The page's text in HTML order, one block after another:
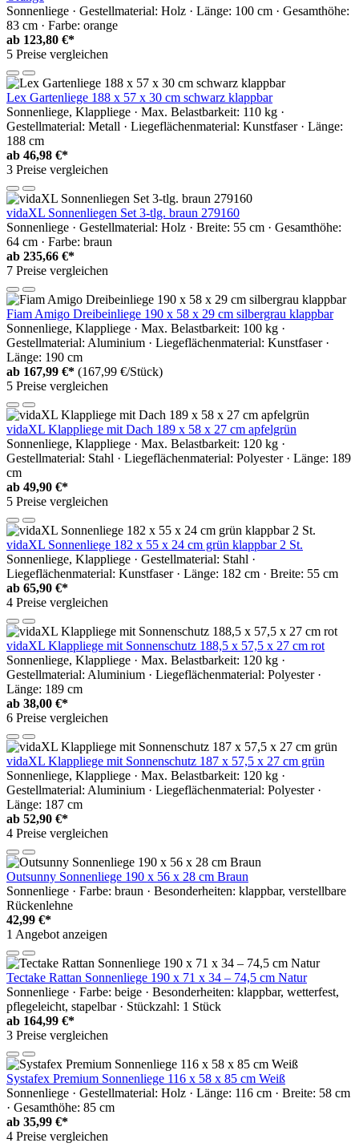
Sonnenliege · Gestellmaterial: Holz · Länge: 100 cm · Gesamthöhe:
83 cm · Farbe: orange
ab 123,80 €*
5 Preise vergleichen
Lex Gartenliege 188 x 57 x 30 cm schwarz klappbar
Sonnenliege, Klappliege · Max. Belastbarkeit: 110 kg ·
Gestellmaterial: Metall · Liegeflächenmaterial: Kunstfaser · Länge:
188 cm
ab 46,98 €*
3 Preise vergleichen
vidaXL Sonnenliegen Set 3-tlg. braun 279160
Sonnenliege · Gestellmaterial: Holz · Breite: 55 cm · Gesamthöhe:
64 cm · Farbe: braun
ab 235,66 €*
7 Preise vergleichen
Fiam Amigo Dreibeinliege 190 x 58 x 29 cm silbergrau klappbar
Sonnenliege, Klappliege · Max. Belastbarkeit: 100 kg ·
Gestellmaterial: Aluminium · Liegeflächenmaterial: Kunstfaser ·
Länge: 190 cm
ab 167,99 €* (167,99 €/Stück)
5 Preise vergleichen
vidaXL Klappliege mit Dach 189 x 58 x 27 cm apfelgrün
Sonnenliege, Klappliege · Max. Belastbarkeit: 120 kg ·
Gestellmaterial: Stahl · Liegeflächenmaterial: Polyester · Länge: 189
cm
ab 49,90 €*
5 Preise vergleichen
vidaXL Sonnenliege 182 x 55 x 24 cm grün klappbar 2 St.
Sonnenliege, Klappliege · Gestellmaterial: Stahl ·
Liegeflächenmaterial: Kunstfaser · Länge: 182 cm · Breite: 55 cm
ab 65,90 €*
4 Preise vergleichen
vidaXL Klappliege mit Sonnenschutz 188,5 x 57,5 x 27 cm rot
Sonnenliege, Klappliege · Max. Belastbarkeit: 120 kg ·
Gestellmaterial: Aluminium · Liegeflächenmaterial: Polyester ·
Länge: 189 cm
ab 38,00 €*
6 Preise vergleichen
vidaXL Klappliege mit Sonnenschutz 187 x 57,5 x 27 cm grün
Sonnenliege, Klappliege · Max. Belastbarkeit: 120 kg ·
Gestellmaterial: Aluminium · Liegeflächenmaterial: Polyester ·
Länge: 187 cm
ab 52,90 €*
4 Preise vergleichen
Outsunny Sonnenliege 190 x 56 x 28 cm Braun
Sonnenliege · Farbe: braun · Besonderheiten: klappbar, verstellbare
Rückenlehne
42,99 €*
1 Angebot anzeigen
Tectake Rattan Sonnenliege 190 x 71 x 34 – 74,5 cm Natur
Sonnenliege · Farbe: beige · Besonderheiten: klappbar, wetterfest,
pflegeleicht, stapelbar · Stückzahl: 1 Stück
ab 164,99 €*
3 Preise vergleichen
Systafex Premium Sonnenliege 116 x 58 x 85 cm Weiß
Sonnenliege · Gestellmaterial: Holz · Länge: 116 cm · Breite: 58 cm
· Gesamthöhe: 85 cm
ab 35,99 €*
4 Preise vergleichen